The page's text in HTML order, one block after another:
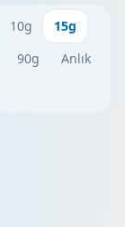
10g
15g
90g
Anlık